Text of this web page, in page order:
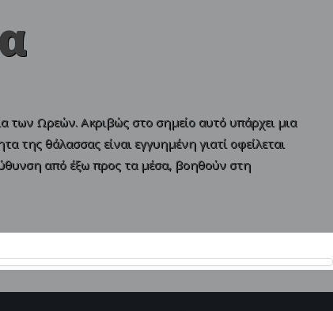
των Ωρεών. Ακριβώς στο σημείο αυτό υπάρχει μια
της θάλασσας είναι εγγυημένη γιατί οφείλεται
από έξω προς τα μέσα, βοηθούν στη